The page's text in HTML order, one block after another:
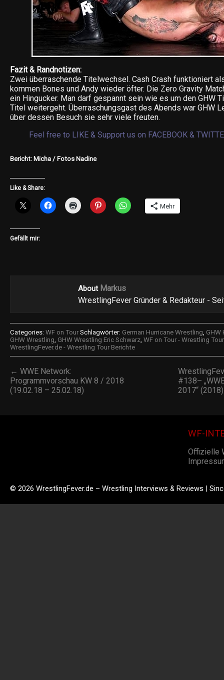
Fazit & Randnotizen:
Zwei überraschende Titelwechsel. Cash Crash funktioniert
kommen Bones und Andy wieder öfter. Die Zero Gravity
ein Hingucker. Man darf gespannt sein wie es um den GHW
Titel weitergeht. Überraschungsgast des Abends war GHW
über dessen Besuch sie sehr viele freuten.
Feel free to LIKE & Support us on FACEBOOK&
Bericht: Micha / Fotos Nadine
Like & Share:
Mehr
Gefällt mir:
About Markus
WrestlingFever Gründer & Redakteur -
Categories: WF on Tour Schlagwörter: German Hurricane Wrestling, GHW
GHW Wrestling, GHW Wrestling Eric Schwarz, WF on Tour - Wrestling
WrestlingFever.de - Wrestling Tour Berichte
← WWE Network:
Programmvorschau KW 8 / 2018
(19.02.18 – 25.02.18)
#138–
2017“
WF-
Offizielle
© 2026 WrestlingFever.de – Wrestling Interviews & Reviews |